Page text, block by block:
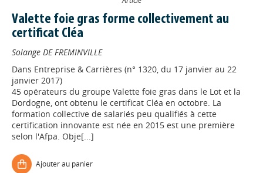
Valette foie gras forme collectivement au
certificat Cléa
Solange DE FREMINVILLE
Dans Entreprise & Carrières (n° 1320, du 17 janvier au 22
janvier 2017)
45 opérateurs du groupe Valette foie gras dans le Lot et la
Dordogne, ont obtenu le certificat Cléa en octobre. La
formation collective de salariés peu qualifiés à cette
certification innovante est née en 2015 est une première
selon l'Afpa. Obje[...]
Ajouter au panier
Appels à projets
Déposer une actu !
Accéder à son compte - (Se
déconnecter)